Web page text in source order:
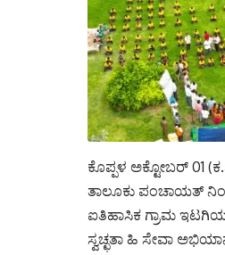
ಕೊಪ್ಪಳ ಅಕ್ಟೋಬರ್ 01
ತಾಲೂಕು ಪಂಚಾಯತ್
ಐತಿಹಾಸಿಕ ಗ್ರಾಮ
ಸ್ವಚ್ಛತಾ ಹಿ ಸೇವಾ